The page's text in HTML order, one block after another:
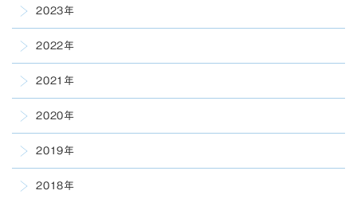
2023年
2022年
2021年
2020年
2019年
2018年